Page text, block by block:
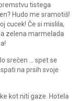
tistega
Hudo me sramotiš!
cucek! Če si mislila,
zelena marmelada
srečen … spet se
na prsih svoje
kot niti gaze. Hotela